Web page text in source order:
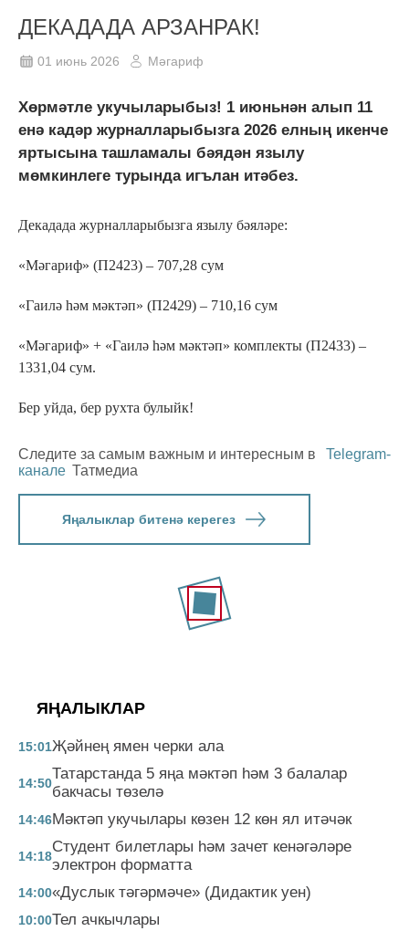
ДЕКАДАДА АРЗАНРАК!
01 июнь 2026 Мәгариф
Хөрмәтле укучыларыбыз! 1 июньнән алып 11
енә кадәр журналларыбызга 2026 елның икенче
яртысына ташламалы бәядән язылу
мөмкинлеге турында игълан итәбез.
Декадада журналларыбызга язылу бәяләре:
«Мәгариф» (П2423) – 707,28 сум
«Гаилә һәм мәктәп» (П2429) – 710,16 сум
«Мәгариф» + «Гаилә һәм мәктәп» комплекты (П2433) –
1331,04 сум.
Бер уйда, бер рухта булыйк!
Следите за самым важным и интересным в
Telegram-
канале Татмедиа
Яңалыклар битенә керегез
ЯҢАЛЫКЛАР
15:01Җәйнең ямен черки ала
14:50
Татарстанда 5 яңа мәктәп һәм 3 балалар
бакчасы төзелә
14:46Мәктәп укучылары көзен 12 көн ял итәчәк
14:18
Студент билетлары һәм зачет кенәгәләре
электрон форматта
14:00«Дуслык тәгәрмәче» (Дидактик уен)
10:00Тел ачкычлары